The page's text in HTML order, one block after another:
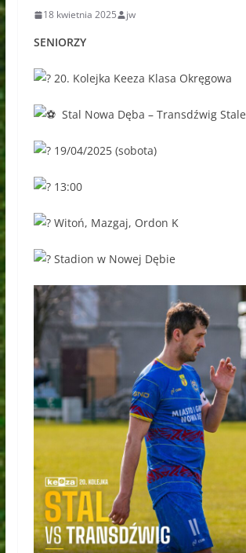
18 kwietnia 2025 jw
SENIORZY
20. Kolejka Keeza Klasa Okręgowa
Stal Nowa Dęba – Transdźwig Stale
19/04/2025 (sobota)
13:00
Witoń, Mazgaj, Ordon K
Stadion w Nowej Dębie